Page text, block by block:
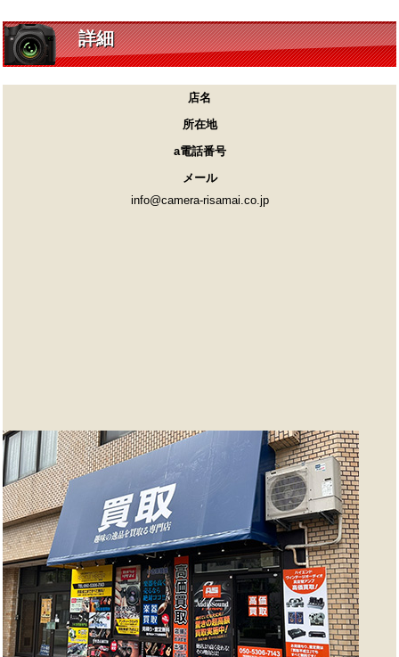
詳細
店名
所在地
a電話番号
メール
info@camera-risamai.co.jp